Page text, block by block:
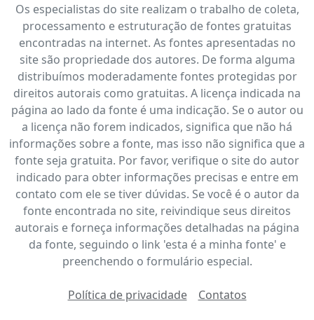
Os especialistas do site realizam o trabalho de coleta,
processamento e estruturação de fontes gratuitas
encontradas na internet. As fontes apresentadas no
site são propriedade dos autores. De forma alguma
distribuímos moderadamente fontes protegidas por
direitos autorais como gratuitas. A licença indicada na
página ao lado da fonte é uma indicação. Se o autor ou
a licença não forem indicados, significa que não há
informações sobre a fonte, mas isso não significa que a
fonte seja gratuita. Por favor, verifique o site do autor
indicado para obter informações precisas e entre em
contato com ele se tiver dúvidas. Se você é o autor da
fonte encontrada no site, reivindique seus direitos
autorais e forneça informações detalhadas na página
da fonte, seguindo o link 'esta é a minha fonte' e
preenchendo o formulário especial.
Política de privacidade Contatos